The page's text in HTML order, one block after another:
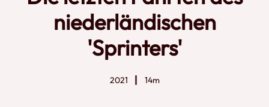
niederländischen
'Sprinters'
2021 14m